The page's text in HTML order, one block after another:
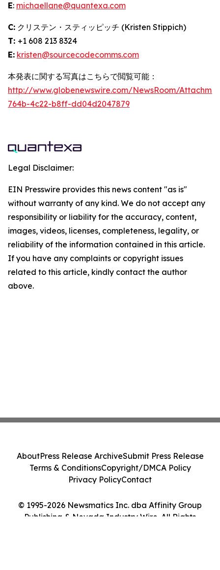
E: michaellane@quantexa.com
C: クリステン・スティッピッチ (Kristen Stippich)
T: +1 608 213 8324
E: kristen@sourcecodecomms.com
本発表に関する写真はこちらで閲覧可能：
http://www.globenewswire.com/NewsRoom/
764b-4c22-b8ff-dd04d2047879
Legal Disclaimer:
EIN Presswire provides this news content "as is"
without warranty of any kind. We do not accept any
responsibility or liability for the accuracy, content,
images, videos, licenses, completeness, legality, or
reliability of the information contained in this article.
If you have any complaints or copyright issues
related to this article, kindly contact the author
above.
© 1995-2026 Newsmatics Inc. dba Affinity Group
Publishing & Nevada Industry Wire. All Rights
AboutPress Release ArchiveSubmit Press Release
Terms & ConditionsCopyright/DMCA Policy
Privacy PolicyContact